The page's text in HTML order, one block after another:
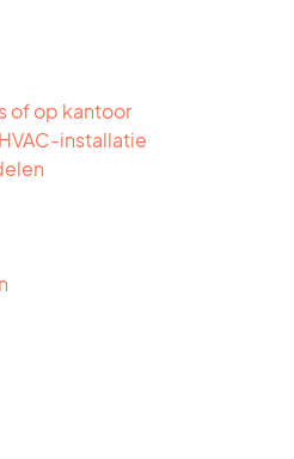
of op kantoor
installatie